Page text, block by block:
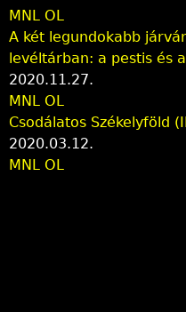
MNL OL
A két legundokabb
levéltárban: a pestis és
2020.11.27.
MNL OL
Csodálatos Székelyföld
2020.03.12.
MNL OL